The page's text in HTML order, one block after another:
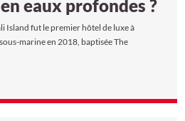
eaux profondes ?
Island fut le premier hôtel de luxe à
marine en 2018, baptisée The